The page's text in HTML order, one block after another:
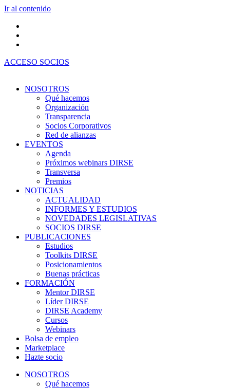
Ir al contenido
ACCESO SOCIOS
NOSOTROS
Qué hacemos
Organización
Transparencia
Socios Corporativos
Red de alianzas
EVENTOS
Agenda
Próximos webinars DIRSE
Transversa
Premios
NOTICIAS
ACTUALIDAD
INFORMES Y ESTUDIOS
NOVEDADES LEGISLATIVAS
SOCIOS DIRSE
PUBLICACIONES
Estudios
Toolkits DIRSE
Posicionamientos
Buenas prácticas
FORMACIÓN
Mentor DIRSE
Líder DIRSE
DIRSE Academy
Cursos
Webinars
Bolsa de empleo
Marketplace
Hazte socio
NOSOTROS
Qué hacemos